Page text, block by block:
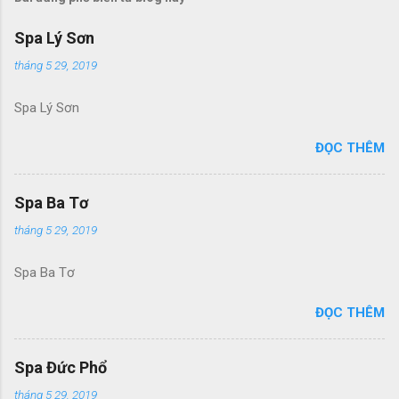
Spa Lý Sơn
tháng 5 29, 2019
Spa Lý Sơn
ĐỌC THÊM
Spa Ba Tơ
tháng 5 29, 2019
Spa Ba Tơ
ĐỌC THÊM
Spa Đức Phổ
tháng 5 29, 2019